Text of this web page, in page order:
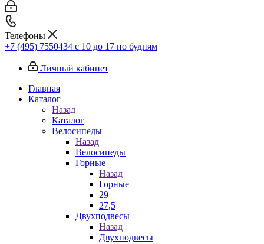
Телефоны
+7 (495) 7550434 с 10 до 17 по будням
Личный кабинет
Главная
Каталог
Назад
Каталог
Велосипеды
Назад
Велосипеды
Горные
Назад
Горные
29
27,5
Двухподвесы
Назад
Двухподвесы